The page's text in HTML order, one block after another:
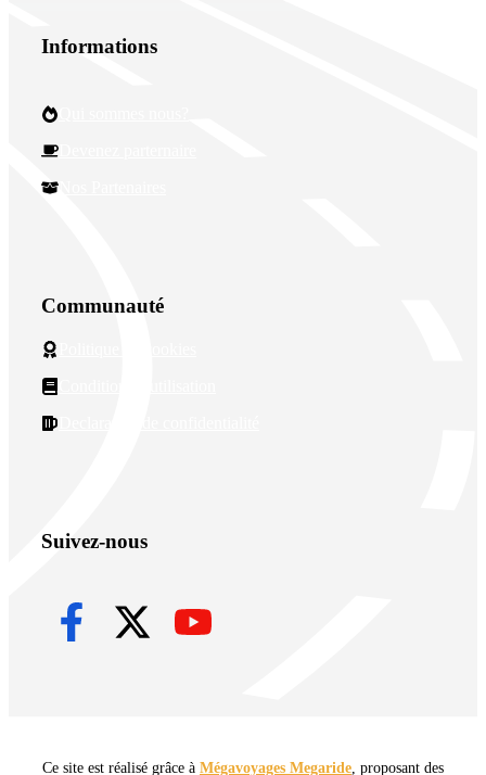
Informations
Communauté
Suivez-nous
Ce site est réalisé grâce à Mégavoyages Megaride , proposant des